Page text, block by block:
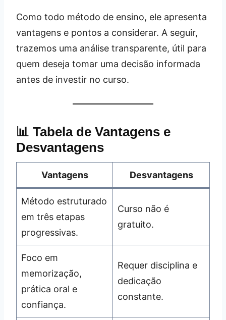
Como todo método de ensino, ele apresenta
vantagens e pontos a considerar. A seguir,
trazemos uma análise transparente, útil para
quem deseja tomar uma decisão informada
antes de investir no curso.
📊 Tabela de Vantagens e
Desvantagens
Vantagens Desvantagens
Método estruturado
em três etapas
progressivas.
Curso não é
gratuito.
Foco em
memorização,
prática oral e
confiança.
Requer disciplina e
dedicação
constante.